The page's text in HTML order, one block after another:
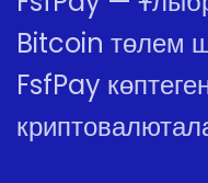
Bitcoin төлем
FsfPay